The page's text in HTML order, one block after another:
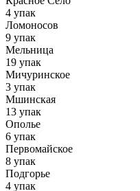
4 упак
Ломоносов
9 упак
Мельница
19 упак
Мичуринское
3 упак
Мшинская
13 упак
Ополье
6 упак
Первомайское
8 упак
Подгорье
4 упак